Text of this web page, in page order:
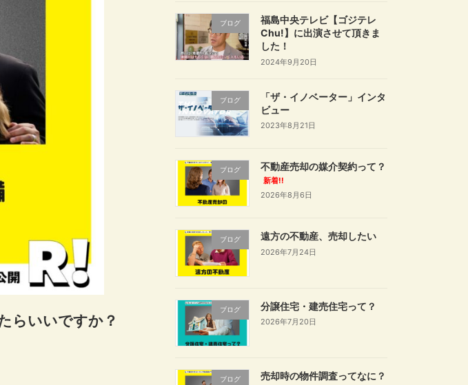
らいいですか？
ブログ
福島中央テレビ【ゴジテレ
Chu!】に出演させて頂きま
した！
2024年9月20日
ブログ
「ザ・イノベーター」インタ
ビュー
2023年8月21日
ブログ 不動産売却の媒介契約って？
新着!!
2026年8月6日
ブログ 遠方の不動産、売却したい
2026年7月24日
ブログ 分譲住宅・建売住宅って？
2026年7月20日
ブログ 売却時の物件調査ってなに？